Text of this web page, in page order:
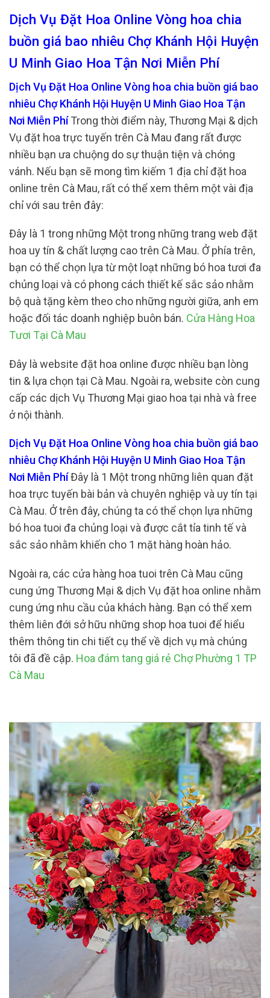
Dịch Vụ Đặt Hoa Online Vòng hoa chia
buồn giá bao nhiêu Chợ Khánh Hội Huyện
U Minh Giao Hoa Tận Nơi Miễn Phí
Dịch Vụ Đặt Hoa Online Vòng hoa chia buồn giá bao
nhiêu Chợ Khánh Hội Huyện U Minh Giao Hoa Tận
Nơi Miễn PhíTrong thời điểm này, Thương Mại & dịch
Vụ đặt hoa trực tuyến trên Cà Mau đang rất được
nhiều bạn ưa chuộng do sự thuận tiện và chóng
vánh. Nếu bạn sẽ mong tìm kiếm 1 địa chỉ đặt hoa
online trên Cà Mau, rất có thể xem thêm một vài địa
chỉ với sau trên đây:
Đây là 1 trong những Một trong những trang web đặt
hoa uy tín & chất lượng cao trên Cà Mau. Ở phía trên,
bạn có thể chọn lựa từ một loạt những bó hoa tươi đa
chủng loại và có phong cách thiết kế sắc sảo nhằm
bộ quà tặng kèm theo cho những người giữa, anh em
hoặc đối tác doanh nghiệp buôn bán. Cửa Hàng Hoa
Tươi Tại Cà Mau
Đây là website đặt hoa online được nhiều bạn lòng
tin & lựa chọn tại Cà Mau. Ngoài ra, website còn cung
cấp các dịch Vụ Thương Mại giao hoa tại nhà và free
ở nội thành.
Dịch Vụ Đặt Hoa Online Vòng hoa chia buồn giá bao
nhiêu Chợ Khánh Hội Huyện U Minh Giao Hoa Tận
Nơi Miễn PhíĐây là 1 Một trong những liên quan đặt
hoa trực tuyến bài bản và chuyên nghiệp và uy tín tại
Cà Mau. Ở trên đây, chúng ta có thể chọn lựa những
bó hoa tuoi đa chủng loại và được cắt tỉa tinh tế và
sắc sảo nhằm khiến cho 1 mặt hàng hoàn hảo.
Ngoài ra, các cửa hàng hoa tuoi trên Cà Mau cũng
cung ứng Thương Mại & dịch Vụ đặt hoa online nhằm
cung ứng nhu cầu của khách hàng. Bạn có thể xem
thêm liên đới sở hữu những shop hoa tuoi để hiểu
thêm thông tin chi tiết cụ thể về dịch vụ mà chúng
tôi đã đề cập. Hoa đám tang giá rẻ Chợ Phường 1 TP
Cà Mau